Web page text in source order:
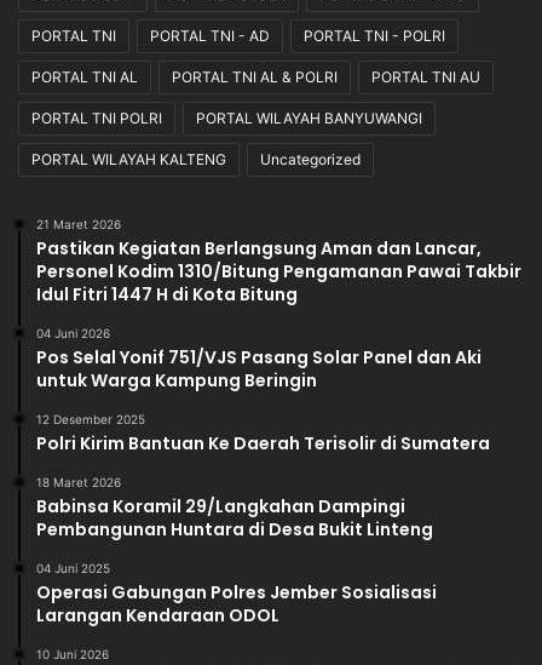
PORTAL TNI PORTAL TNI - AD PORTAL TNI - POLRI
PORTAL TNI AL PORTAL TNI AL & POLRI PORTAL TNI AU
PORTAL TNI POLRI PORTAL WILAYAH BANYUWANGI
PORTAL WILAYAH KALTENG Uncategorized
21 Maret 2026
Pastikan Kegiatan Berlangsung Aman dan Lancar,
Personel Kodim 1310/Bitung Pengamanan Pawai Takbir
Idul Fitri 1447 H di Kota Bitung
04 Juni 2026
Pos Selal Yonif 751/VJS Pasang Solar Panel dan Aki
untuk Warga Kampung Beringin
12 Desember 2025
Polri Kirim Bantuan Ke Daerah Terisolir di Sumatera
18 Maret 2026
Babinsa Koramil 29/Langkahan Dampingi
Pembangunan Huntara di Desa Bukit Linteng
04 Juni 2025
Operasi Gabungan Polres Jember Sosialisasi
Larangan Kendaraan ODOL
10 Juni 2026